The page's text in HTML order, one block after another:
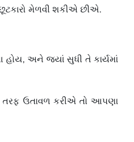
મેળવી શકીએ છીએ.
અને જ્યાં સુધી તે કાર્યમાં
ઉતાવળ કરીએ તો આપણા